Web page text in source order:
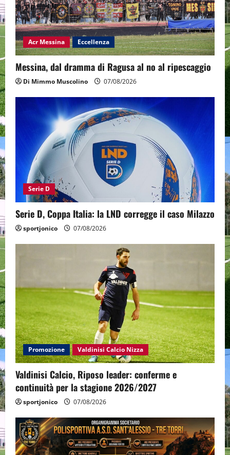
Acr Messina Eccellenza
Messina, dal dramma di Ragusa al no al ripescaggio
Di Mimmo Muscolino 07/08/2026
Serie D
Serie D, Coppa Italia: la LND corregge il caso Milazzo
sportjonico 07/08/2026
Promozione Valdinisi Calcio Nizza
Valdinisi Calcio, Riposo leader: conferme e
continuità per la stagione 2026/2027
sportjonico 07/08/2026